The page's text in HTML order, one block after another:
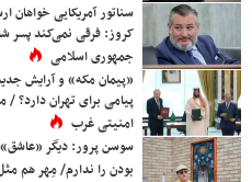
سناتور آمریکایی خواهان
کروز: فرقی نمی‌کند پسر
جمهوری اسلامی
«پیمان مکه» و آرایش
پیامی برای تهران دارد؟ /
امنیتی غرب
سوسن پرور: دیگر «عاشق»
بودن را ندارم/ مِهر هم